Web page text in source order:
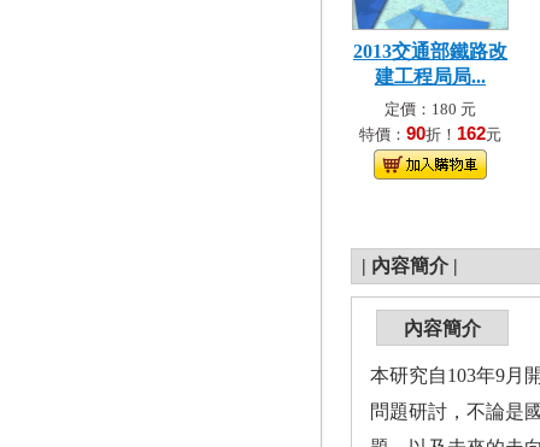
2013交通部鐵路改
建工程局局...
定價：180 元
特價： 90折！ 162元
| 內容簡介 |
內容簡介
本研究自103年9月
問題研討，不論是